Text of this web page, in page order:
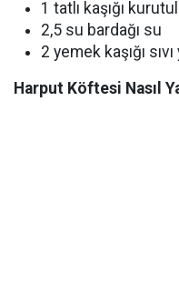
1 tatlı kaşığı
2,5 su bardağı su
2 yemek kaşığı sıvı
Harput Köftesi Nasıl